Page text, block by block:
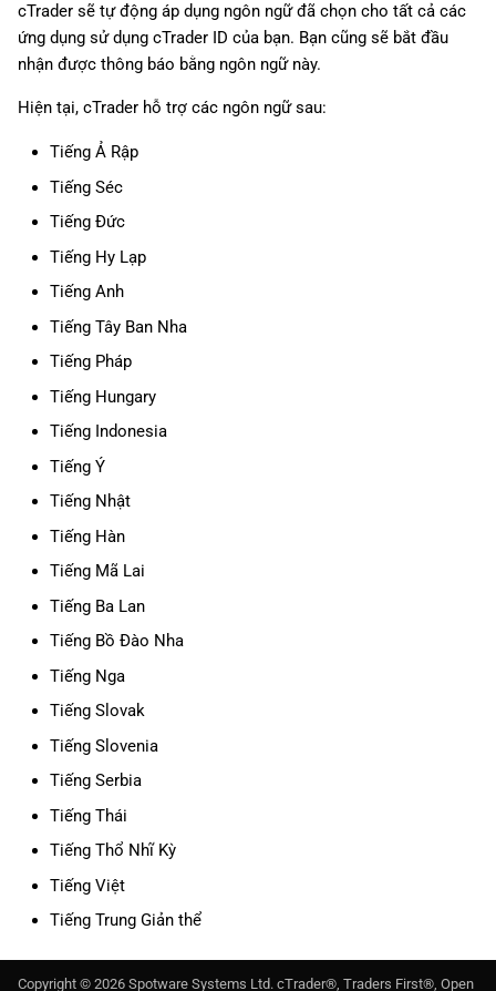
日本語
g
cTrader sẽ tự động áp dụng ngôn ngữ đã chọn cho tất cả các
ứng dụng sử dụng cTrader ID của bạn. Bạn cũng sẽ bắt đầu
nhận được thông báo bằng ngôn ngữ này.
Hiện tại, cTrader hỗ trợ các ngôn ngữ sau:
Tiếng Ả Rập
Tiếng Séc
Tiếng Đức
Tiếng Hy Lạp
Tiếng Anh
Tiếng Tây Ban Nha
Tiếng Pháp
Tiếng Hungary
Tiếng Indonesia
Tiếng Ý
Tiếng Nhật
Tiếng Hàn
Tiếng Mã Lai
Tiếng Ba Lan
Tiếng Bồ Đào Nha
Tiếng Nga
Tiếng Slovak
Tiếng Slovenia
Tiếng Serbia
Tiếng Thái
Tiếng Thổ Nhĩ Kỳ
Tiếng Việt
Tiếng Trung Giản thể
Copyright © 2026 Spotware Systems Ltd. cTrader®, Traders First®, Open